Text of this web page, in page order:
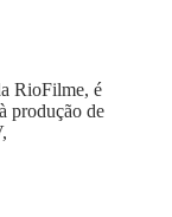
RioFilme, é
produção de